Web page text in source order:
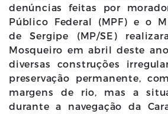
denúncias feitas por
Público Federal (MPF) e o
de Sergipe (MP/SE)
Mosqueiro em abril deste
diversas construções
preservação permanente,
margens de rio, mas a
durante a navegação da